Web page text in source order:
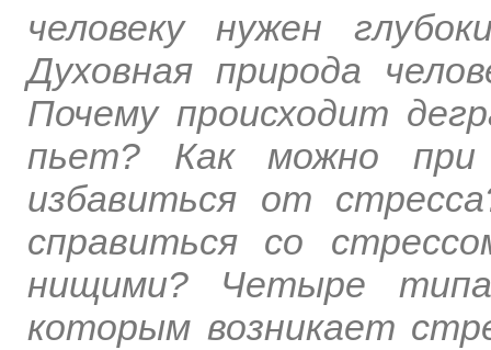
человеку нужен
Духовная природа
Почему происходит
пьет? Как можно при
избавиться от
справиться со
нищими? Четыре
которым возникает